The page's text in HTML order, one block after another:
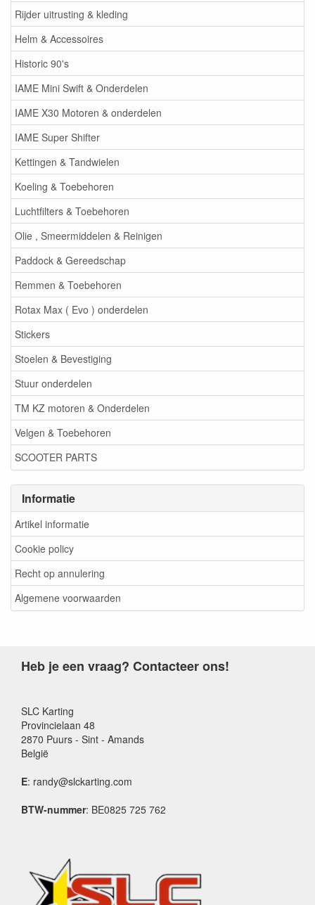
Rijder uitrusting & kleding
Helm & Accessoires
Historic 90's
IAME Mini Swift & Onderdelen
IAME X30 Motoren & onderdelen
IAME Super Shifter
Kettingen & Tandwielen
Koeling & Toebehoren
Luchtfilters & Toebehoren
Olie , Smeermiddelen & Reinigen
Paddock & Gereedschap
Remmen & Toebehoren
Rotax Max ( Evo ) onderdelen
Stickers
Stoelen & Bevestiging
Stuur onderdelen
TM KZ motoren & Onderdelen
Velgen & Toebehoren
SCOOTER PARTS
Informatie
Artikel informatie
Cookie policy
Recht op annulering
Algemene voorwaarden
Heb je een vraag? Contacteer ons!
SLC Karting
Provincielaan 48
2870 Puurs - Sint - Amands
België
E: randy@slckarting.com
BTW-nummer: BE0825 725 762